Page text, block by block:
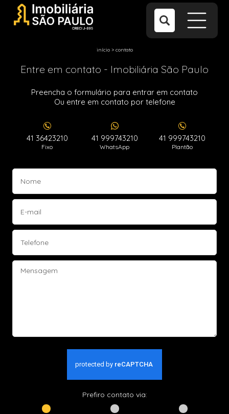
início> contato
Entre em contato - Imobiliária São Paulo
Preencha o formulário para entrar em contato
Ou entre em contato por telefone
41 36423210
Fixo
41 999743210
WhatsApp
41 999743210
Plantão
Prefiro contato via: